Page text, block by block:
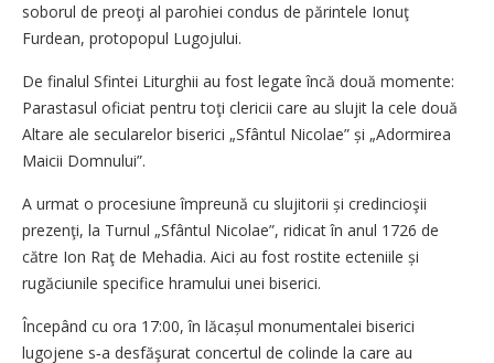
soborul de preoţi al parohiei condus de părintele Ionuţ
Furdean, protopopul Lugojului.
De finalul Sfintei Liturghii au fost legate încă două momente:
Parastasul oficiat pentru toţi clericii care au slujit la cele două
Altare ale secularelor biserici „Sfântul Nicolae” și „Adormirea
Maicii Domnului”.
A urmat o procesiune împreună cu slujitorii și credincioşii
prezenţi, la Turnul „Sfântul Nicolae”, ridicat în anul 1726 de
către Ion Raţ de Mehadia. Aici au fost rostite ecteniile și
rugăciunile specifice hramului unei biserici.
Începând cu ora 17:00, în lăcașul monumentalei biserici
lugojene s‑a desfăşurat concertul de colinde la care au